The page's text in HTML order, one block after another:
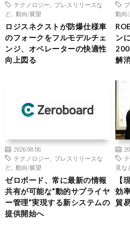
テクノロジー
プレスリリースな
ど
動向/展望
ロジスネクストが防爆仕様車
のフォークをフルモデルチェ
ンジ、オペレーターの快適性
向上図る
動向/
ン
解
2026.08.06
テクノロジー
プレスリリースな
ど
動向/展望
ゼロボード、常に最新の情報
共有が可能な“動的サプライヤ
ー管理”実現する新システムの
提供開始へ
見な
【
効
貿